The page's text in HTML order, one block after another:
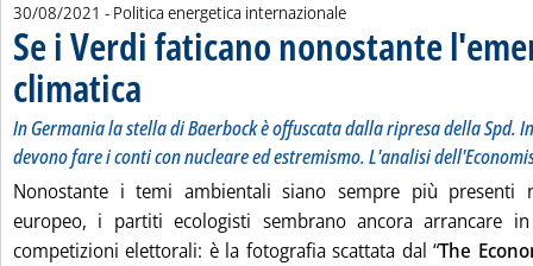
30/08/2021 - Politica energetica internazionale
Se i Verdi faticano nonostante
climatica
In Germania la stella di Baerbock è offuscata dalla ripresa della Spd.
devono fare i conti con nucleare ed estremismo. L'analisi
Nonostante i temi ambientali siano sempre più presenti
europeo, i partiti ecologisti sembrano ancora arrancare
competizioni elettorali: è la fotografia scattata dal “The